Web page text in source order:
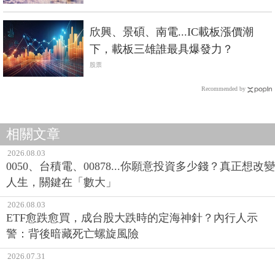
欣興、景碩、南電...IC載板漲價潮
下，載板三雄誰最具爆發力？
股票
Recommended by
相關文章
2026.08.03
0050、台積電、00878...你願意投資多少錢？真正想改變
人生，關鍵在「數大」
2026.08.03
ETF愈跌愈買，成台股大跌時的定海神針？內行人示
警：背後暗藏死亡螺旋風險
2026.07.31